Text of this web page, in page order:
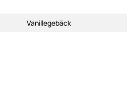
Vanillegebäck